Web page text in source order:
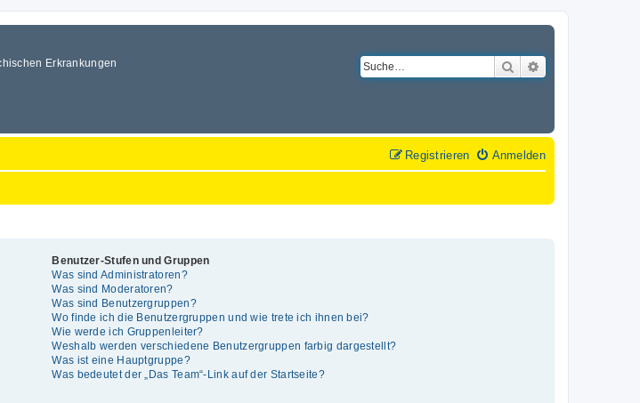
Erkrankungen Suche
Anmelden
Registrieren
Benutzer-Stufen und Gruppen
Was sind Administratoren?
Was sind Moderatoren?
Was sind Benutzergruppen?
Wo finde ich die Benutzergruppen und wie trete ich ihnen bei?
Wie werde ich Gruppenleiter?
Weshalb werden verschiedene Benutzergruppen farbig dargestellt?
Was ist eine Hauptgruppe?
Was bedeutet der „Das Team“-Link auf der Startseite?